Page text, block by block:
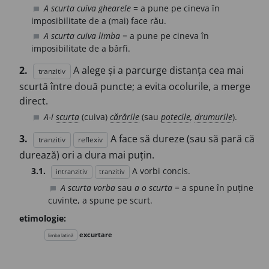
A scurta cuiva ghearele = a pune pe cineva în
imposibilitate de a (mai) face rău.
A scurta cuiva limba = a pune pe cineva în
imposibilitate de a bârfi.
2. tranzitiv
A alege și a parcurge distanța cea mai
scurtă între două puncte; a evita ocolurile, a merge
direct.
A-iscurta (cuiva)cărările (saupotecile,drumurile).
3. tranzitiv reflexiv
A face să dureze (sau să pară că
durează) ori a dura mai puțin.
3.1. intranzitiv tranzitiv A vorbi concis.
A scurta vorba saua o scurta = a spune în puține
cuvinte, a spune pe scurt.
etimologie:
limba latină excurtare